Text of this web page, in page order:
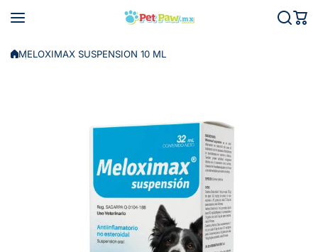
MELOXIMAX SUSPENSION 10 ML